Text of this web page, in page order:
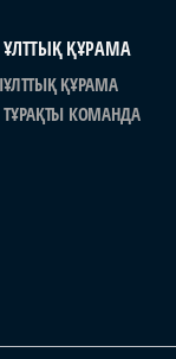
ҰЛТТЫҚ ҚҰРАМА
ҰЛТТЫҚ ҚҰРАМА
ТҰРАҚТЫ КОМАНДА